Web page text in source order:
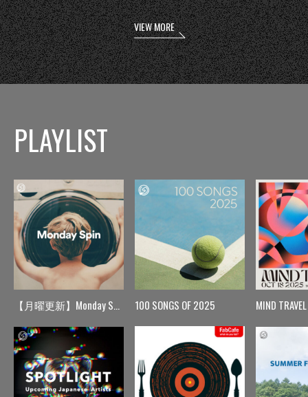
VIEW MORE
PLAYLIST
【月曜更新】Monday Spin 100 SONGS OF 2025 MIND TRAVEL